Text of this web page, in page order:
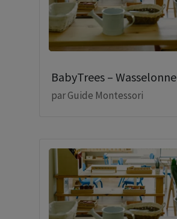
BabyTrees – Wasselonne
parGuide Montessori